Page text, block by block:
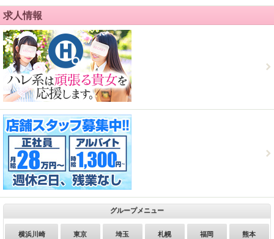
求人情報
グループメニュー
横浜川崎 東京 埼玉 札幌 福岡 熊本